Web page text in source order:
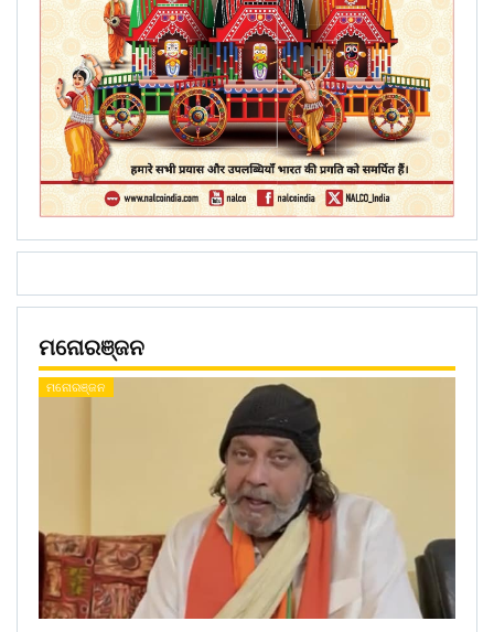
ମନୋରଞ୍ଜନ
ମନୋରଞ୍ଜନ